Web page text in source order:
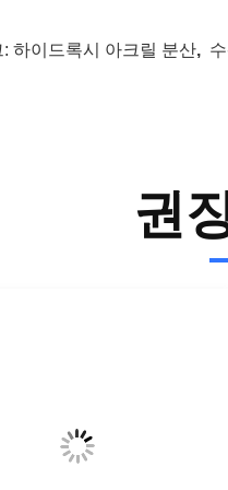
: 하이드록시 아크릴 분산,
권